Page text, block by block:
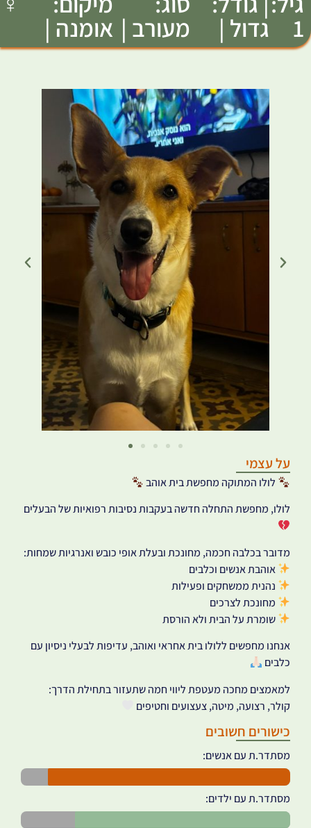
1 גדול | מעורב | אומנה |
על עצמי
לולו המתוקה מחפשת בית אוהב
לולו, מחפשת התחלה חדשה בעקבות נסיבות רפואיות של הבעלים
מדובר בכלבה חכמה, מחונכת ובעלת אופי כובש ואנרגיות שמחות:
אוהבת אנשים וכלבים
נהנית ממשחקים ופעילות
מחונכת לצרכים
שומרת על הבית ולא הורסת
אנחנו מחפשים ללולו בית אחראי ואוהב, עדיפות לבעלי ניסיון עם
כלבים
למאמצים מחכה מעטפת ליווי חמה שתעזור בתחילת הדרך:
קולר, רצועה, מיטה, צעצועים וחטיפים
כישורים חשובים
מסתדר.ת עם אנשים:
מסתדר.ת עם ילדים: